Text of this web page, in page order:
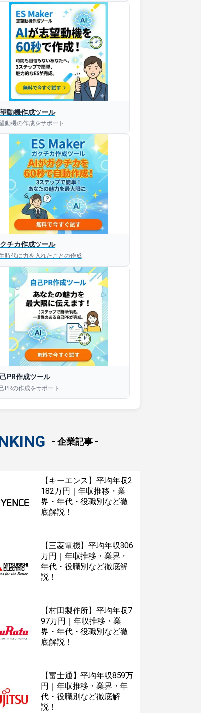
を
い！
プリ【無料】
たのESを添削
ただけのESを
接練習ができ
ちら
こちら
動機作成ツール
動機の作成をサポート
チカ作成ツール
時代に力を入れたことの作成
PR作成ツール
PRの作成をサポート
- 企業記事 -
【キーエンス】平均年収2
182万円｜年収推移・業
界・年代・役職別など徹
底解説！
【三菱電機】平均年収806
万円｜年収推移・業界・
年代・役職別など徹底解
説！
【村田製作所】平均年収7
97万円｜年収推移・業
界・年代・役職別など徹
底解説！
【富士通】平均年収859万
円｜年収推移・業界・年
代・役職別など徹底解
説！